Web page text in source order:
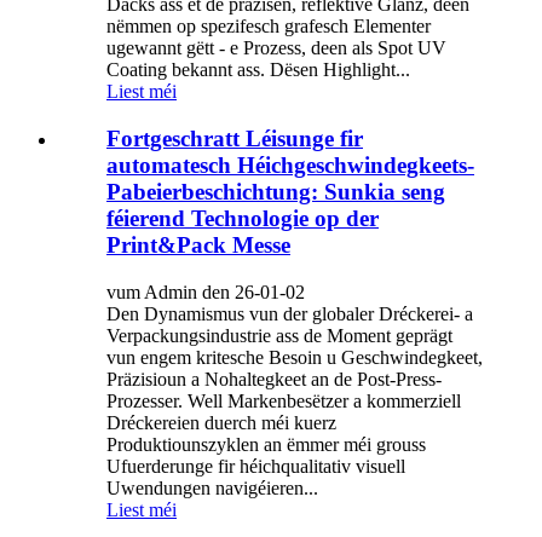
Dacks ass et de präzisen, reflektive Glanz, deen
nëmmen op spezifesch grafesch Elementer
ugewannt gëtt - e Prozess, deen als Spot UV
Coating bekannt ass. Dësen Highlight...
Liest méi
Fortgeschratt Léisunge fir
automatesch Héichgeschwindegkeets-
Pabeierbeschichtung: Sunkia seng
féierend Technologie op der
Print&Pack Messe
vum Admin den 26-01-02
Den Dynamismus vun der globaler Dréckerei- a
Verpackungsindustrie ass de Moment geprägt
vun engem kritesche Besoin u Geschwindegkeet,
Präzisioun a Nohaltegkeet an de Post-Press-
Prozesser. Well Markenbesëtzer a kommerziell
Dréckereien duerch méi kuerz
Produktiounszyklen an ëmmer méi grouss
Ufuerderunge fir héichqualitativ visuell
Uwendungen navigéieren...
Liest méi